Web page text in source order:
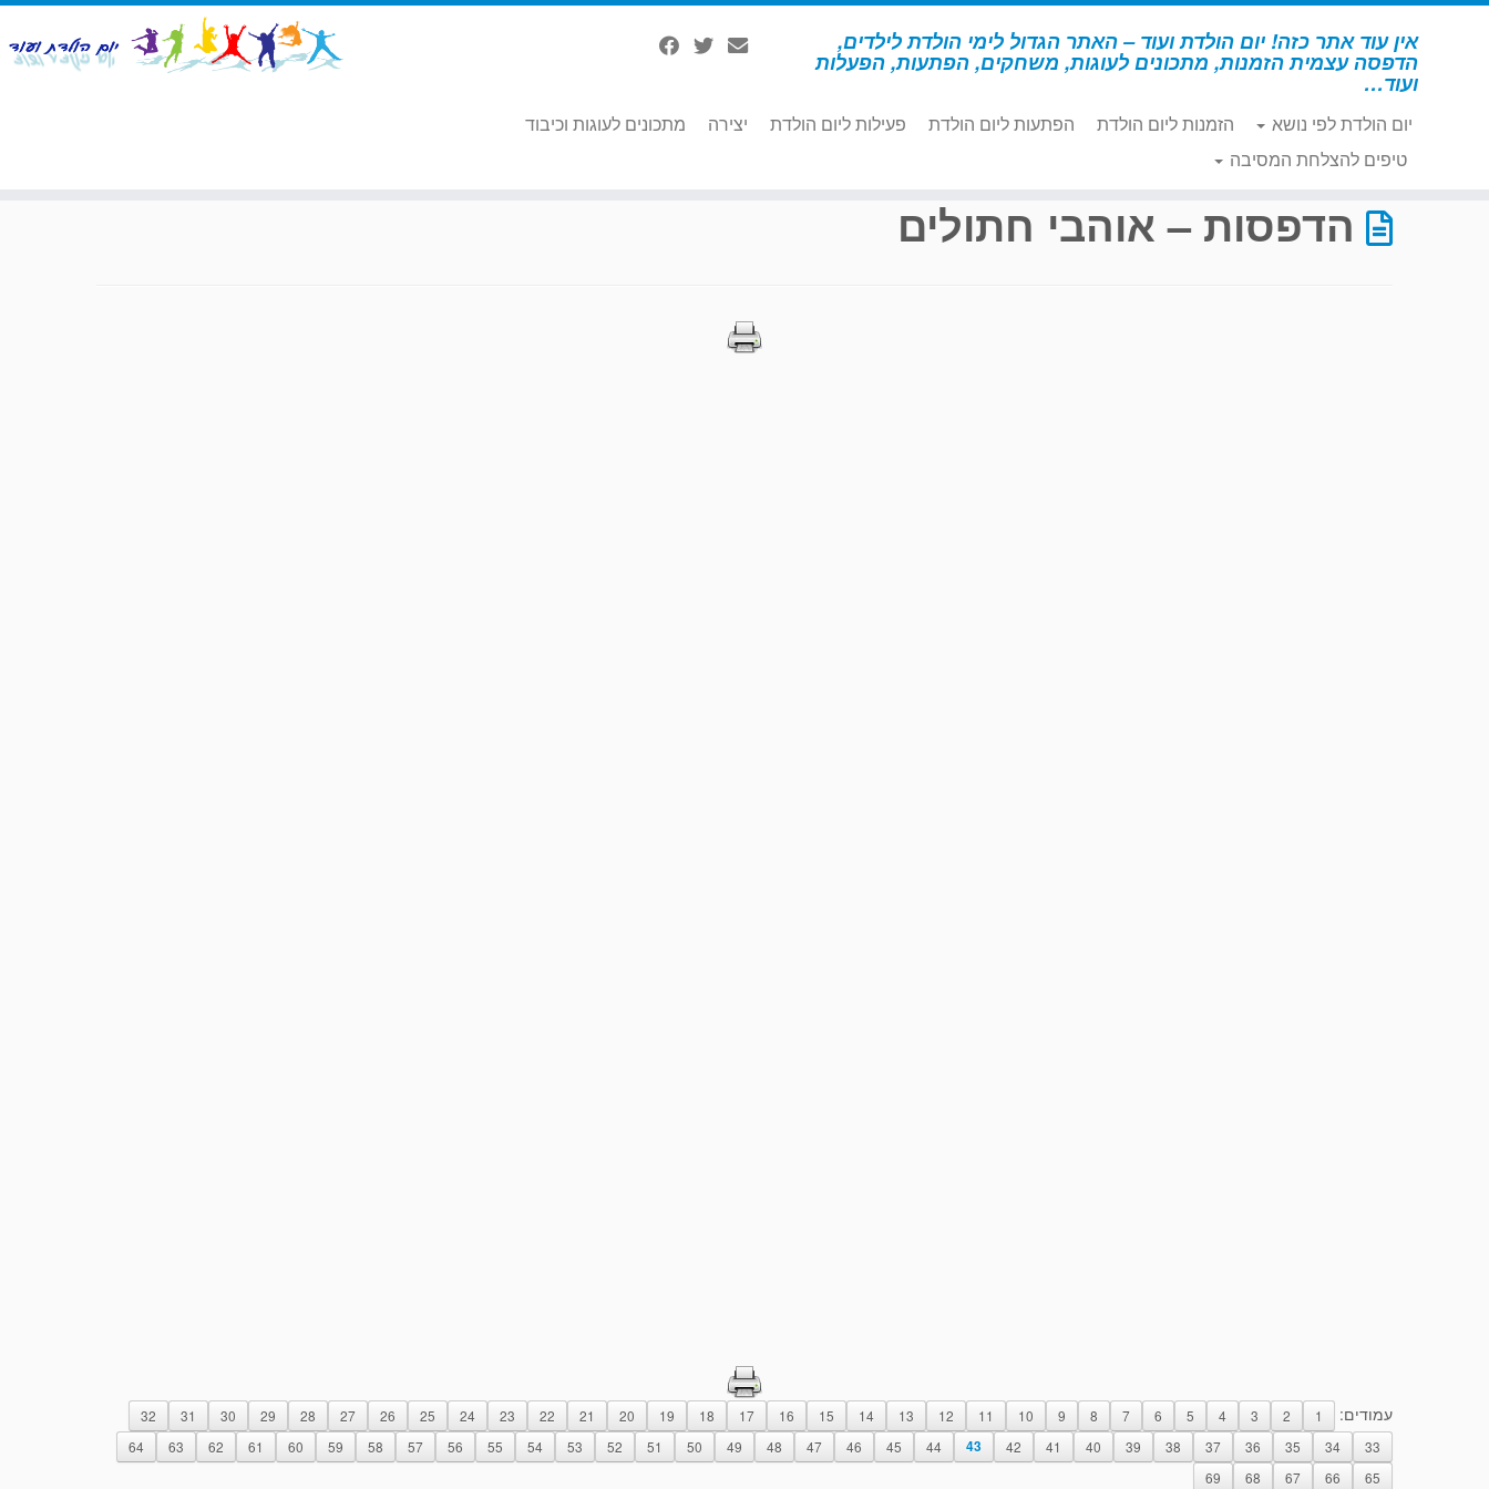
דלג
אין עוד אתר כזה! יום הולדת ועוד – האתר הגדול לימי הולדת לילדים,
הדפסה עצמית הזמנות, מתכונים לעוגות, משחקים, הפתעות, הפעלות
ועוד…
יום הולדת לפי נושא הזמנות ליום הולדת הפתעות ליום הולדת פעילות ליום הולדת יצירה
מתכונים לעוגות וכיבוד
טיפים להצלחת המסיבה
דף הבית » הדפסות – אוהבי חתולים
הדפסות – אוהבי חתולים
עמודים: 1
2
3
4
5
6
7
8
9
10
11
12
13
14
15
16
17
18
19
20
21
22
23
24
25
26
27
28
29
30
31
32
33
34
35
36
37
38
39
40
41
42
43
44
45
46
47
48
49
50
51
52
53
54
55
56
57
58
59
60
61
62
63
64
65
66
67
68
69